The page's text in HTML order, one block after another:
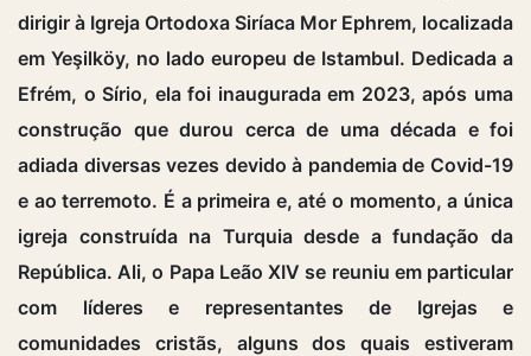
dirigir à Igreja Ortodoxa Siríaca Mor Ephrem, localizada
em Yeşilköy, no lado europeu de Istambul. Dedicada a
Efrém, o Sírio, ela foi inaugurada em 2023, após uma
construção que durou cerca de uma década e foi
adiada diversas vezes devido à pandemia de Covid-19
e ao terremoto. É a primeira e, até o momento, a única
igreja construída na Turquia desde a fundação da
República. Ali, o Papa Leão XIV se reuniu em particular
com líderes e representantes de Igrejas e
comunidades cristãs, alguns dos quais estiveram